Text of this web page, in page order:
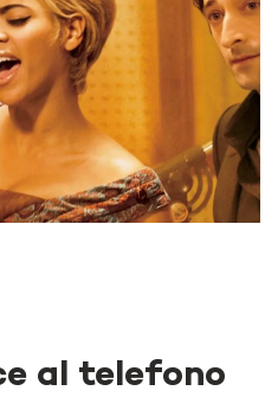
al telefono